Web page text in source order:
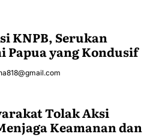
KNPB, Serukan
Papua yang Kondusif
Tolak Aksi
Keamanan dan